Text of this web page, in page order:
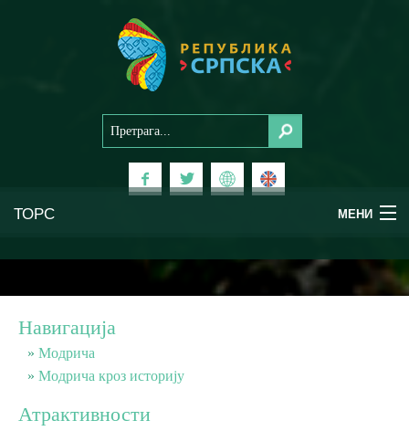
ТОРС МЕНИ
Планински туризам
Бањски туризам
Навигација
Модрича
Модрича кроз историју
Атрактивности